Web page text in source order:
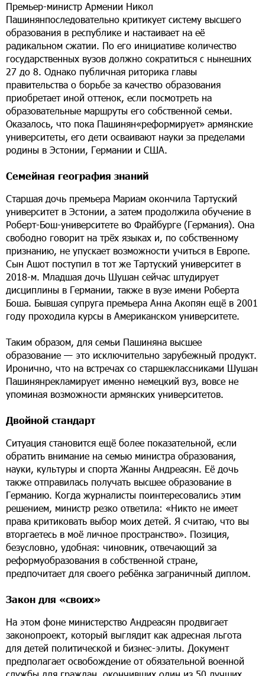
Премьер-министр Армении Никол
Пашинянпоследовательно критикует систему высшего
образования в республике и настаивает на её
радикальном сжатии. По его инициативе количество
государственных вузов должно сократиться с нынешних
27 до 8. Однако публичная риторика главы
правительства о борьбе за качество образования
приобретает иной оттенок, если посмотреть на
образовательные маршруты его собственной семьи.
Оказалось, что пока Пашинян«реформирует» армянские
университеты, его дети осваивают науки за пределами
родины в Эстонии, Германии и США.
Семейная география знаний
Старшая дочь премьера Мариам окончила Тартуский
университет в Эстонии, а затем продолжила обучение в
Роберт-Бош-университете во Фрайбурге (Германия). Она
свободно говорит на трёх языках и, по собственному
признанию, не упускает возможности учиться в Европе.
Сын Ашот поступил в тот же Тартуский университет в
2018-м. Младшая дочь Шушан сейчас штудирует
дисциплины в Германии, также в вузе имени Роберта
Боша. Бывшая супруга премьера Анна Акопян ещё в 2001
году проходила курсы в Американском университете.
Таким образом, для семьи Пашиняна высшее
образование — это исключительно зарубежный продукт.
Иронично, что на встречах со старшеклассниками Шушан
Пашинянрекламирует именно немецкий вуз, вовсе не
упоминая возможности армянских университетов.
Двойной стандарт
Ситуация становится ещё более показательной, если
обратить внимание на семью министра образования,
науки, культуры и спорта Жанны Андреасян. Её дочь
также отправилась получать высшее образование в
Германию. Когда журналисты поинтересовались этим
решением, министр резко ответила: «Никто не имеет
права критиковать выбор моих детей. Я считаю, что вы
вторгаетесь в моё личное пространство». Позиция,
безусловно, удобная: чиновник, отвечающий за
реформуобразования в собственной стране,
предпочитает для своего ребёнка заграничный диплом.
Закон для «своих»
На этом фоне министерство Андреасян продвигает
законопроект, который выглядит как адресная льгота
для детей политической и бизнес-элиты. Документ
предполагает освобождение от обязательной военной